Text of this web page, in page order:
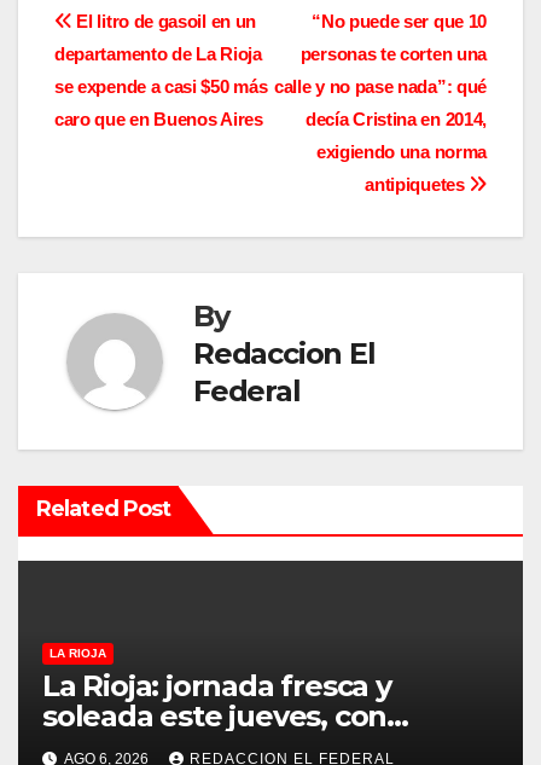
constitucional
Sigue ⬇️
— Ricardo Quintela (@QuintelaRicardo)
June 20, 2023
N
a
v
g
c
n
d
e
n
t
“No puede ser que 10
personas te corten una
calle y no pase nada”: qué
decía Cristina en 2014,
exigiendo una norma
antipiquetes
El litro de gasoil en un
departamento de La Rioja
se expende a casi $50 más
caro que en Buenos Aires
By
Redaccion El
Federal
Related Post
LA RIOJA
La Rioja: jornada fresca y
soleada este jueves, con
temperaturas estables para el
AGO 6, 2026 REDACCION EL FEDERAL